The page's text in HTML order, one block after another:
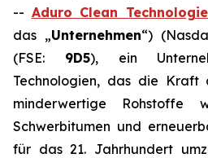
-- Aduro Clean
das „Unternehmen“)
(FSE: 9D5), ein
Technologien, das die Kraft
minderwertige Rohstoffe
Schwerbitumen und
für das 21. Jahrhundert